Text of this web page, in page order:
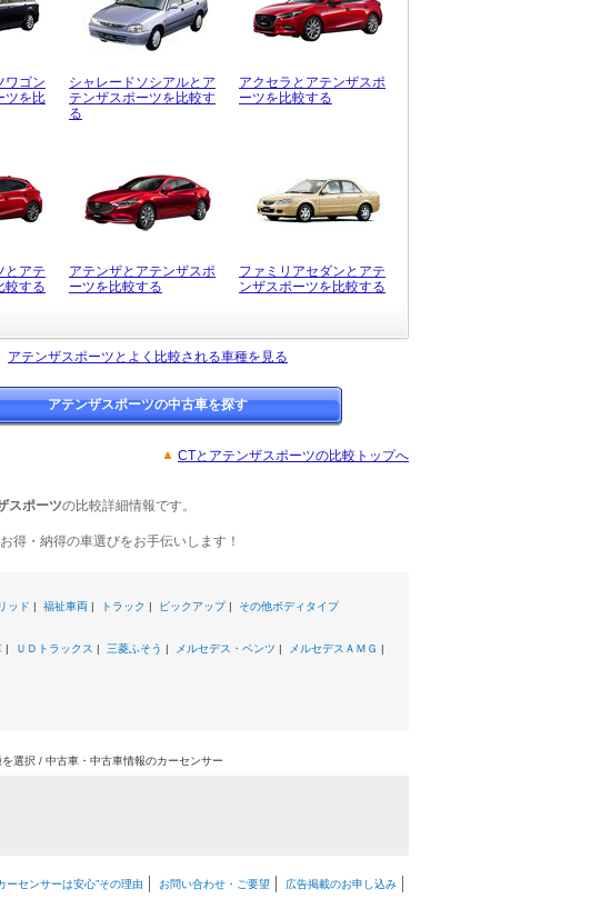
ワゴン
ツを比
シャレードソシアルとア
テンザスポーツを比較す
る
アクセラとアテンザスポ
ーツを比較する
とアテ
較する
アテンザとアテンザスポ
ーツを比較する
ファミリアセダンとアテ
ンザスポーツを比較する
アテンザスポーツとよく比較される車種を見る
アテンザスポーツの中古車を探す
CTとアテンザスポーツの比較トップへ
スポーツの比較詳細情報です。
得・納得の車選びをお手伝いします！
ッド | 福祉車両 | トラック | ピックアップ| その他ボディタイプ
| ＵＤトラックス | 三菱ふそう | メルセデス・ベンツ | メルセデスＡＭＧ |
選択 / 中古車・中古車情報のカーセンサー
ーセンサーは安心”その理由 お問い合わせ・ご要望 広告掲載のお申し込み